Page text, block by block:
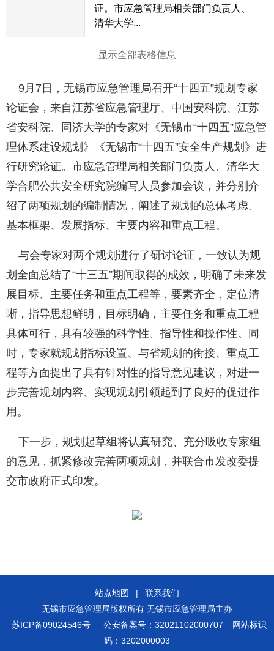
证。市应急管理局相关部门负责人、
清华大学...
显示全部表格信息
9月7日，无锡市应急管理局召开“十四五”规划专家
论证会，来自江苏省应急管理厅、中国安科院、江苏
省安科院、同济大学的专家对《无锡市“十四五”应急管
理体系建设规划》《无锡市“十四五”安全生产规划》进
行研究论证。市应急管理局相关部门负责人、清华大
学合肥公共安全研究院编写人员参加会议，并分别介
绍了两项规划的编制情况，阐述了规划的总体考虑、
基本框架、发展指标、主要内容和重点工程。
与会专家对两个规划进行了研讨论证，一致认为规
划全面总结了“十三五”期间取得的成效，明确了未来发
展目标、主要任务和重点工程等，要素齐全，定位清
晰，指导思想鲜明，目标明确，主要任务和重点工程
具体可行，具有较强的科学性、指导性和操作性。同
时，专家就规划指标设置、与省规划的衔接、重点工
程等方面提出了具有针对性的指导意见建议，对进一
步完善规划内容、实现规划引领起到了良好的促进作
用。
下一步，规划起草组将认真研究、充分吸收专家组
的意见，抓紧修改完善两项规划，并联合市发改委提
交市政府正式印发。
站点地图 |
联系我们
无锡市应急管理局版权所有 无锡市应急管理局主办
苏ICP备09024546号
公安备案号：32021102000707
网站标识
码：3202000003